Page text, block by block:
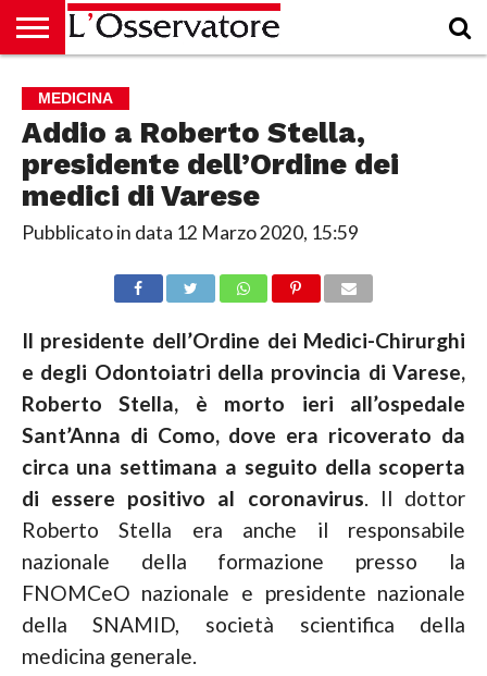
CULTURA
ECONOMIA
RUBRICHE
ARCHIVIO
PODCAST
ABBONAMENTO
CHI
SIAMO
ACCEDI
MEDICINA
Addio a Roberto Stella,
presidente dell’Ordine dei
medici di Varese
Pubblicato in data 12 Marzo 2020, 15:59
Il presidente dell’Ordine dei Medici-Chirurghi
e degli Odontoiatri della provincia di Varese,
Roberto Stella, è morto ieri all’ospedale
Sant’Anna di Como, dove era ricoverato da
circa una settimana a seguito della scoperta
di essere positivo al coronavirus. Il dottor
Roberto Stella era anche il responsabile
nazionale della formazione presso la
FNOMCeO nazionale e presidente nazionale
della SNAMID, società scientifica della
medicina generale.